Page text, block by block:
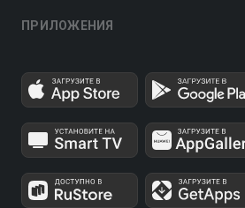
ПРИЛОЖЕНИЯ